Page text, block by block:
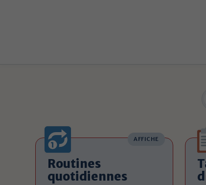
AFFICHE
Routines
quotidiennes